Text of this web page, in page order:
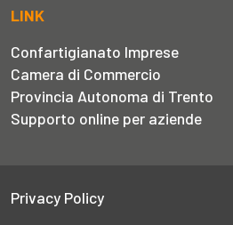
LINK
Confartigianato Imprese
Camera di Commercio
Provincia Autonoma di Trento
Supporto online per aziende
Privacy Policy